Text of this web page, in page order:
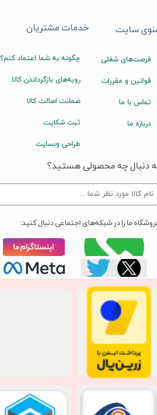
خدمات مشتریان
چگونه به شما اعتماد کنم؟
رویه‌های بازگرداندن کالا
ضمانت اصالت کالا
ثبت شکایت
طراحی وبسایت
سایت
فرصت‌های شغلی
قوانین و مقررات
تماس با ما
درباره ما
دنبال چه محصولی هستید؟
ما را در شبکه‌های اجتماعی دنبال کنید: